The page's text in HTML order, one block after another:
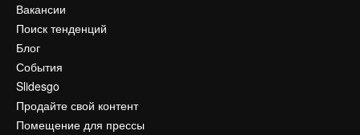
Вакансии
Поиск тенденций
Блог
События
Slidesgo
Продайте свой контент
Помещение для прессы